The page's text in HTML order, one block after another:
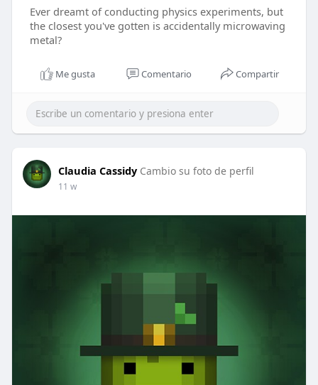
Ever dreamt of conducting physics experiments, but
the closest you've gotten is accidentally microwaving
metal?
Me gusta Comentario Compartir
Claudia Cassidy Cambio su foto de perfil
11 w